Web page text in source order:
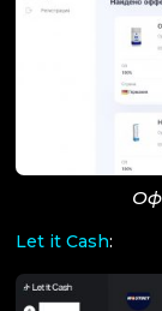
Let it Cash: